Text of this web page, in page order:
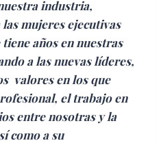
industria,
mujeres ejecutivas
años en nuestras
a las nuevas líderes,
valores en los que
el trabajo en
entre nosotras y la
como a su